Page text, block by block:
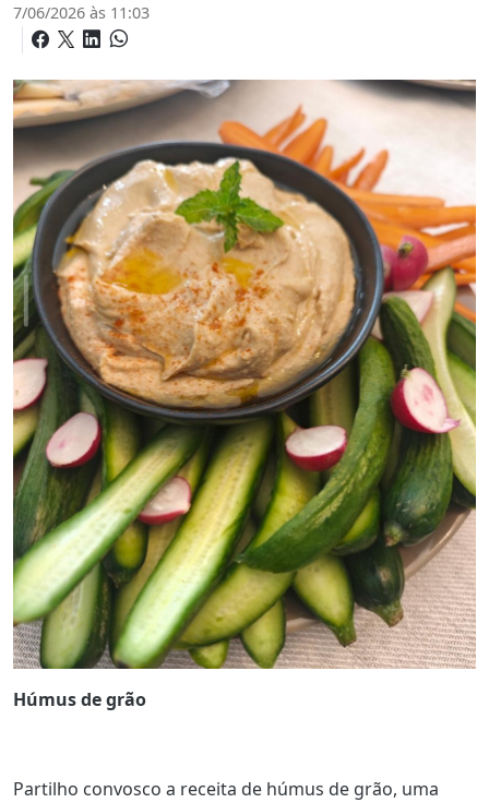
7/06/2026 às 11:03
Húmus de grão
Partilho convosco a receita de húmus de grão, uma